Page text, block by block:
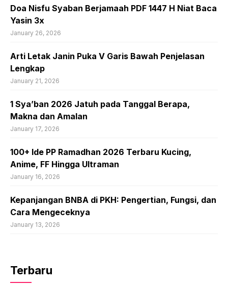
Doa Nisfu Syaban Berjamaah PDF 1447 H Niat Baca
Yasin 3x
January 26, 2026
Arti Letak Janin Puka V Garis Bawah Penjelasan
Lengkap
January 21, 2026
1 Sya’ban 2026 Jatuh pada Tanggal Berapa,
Makna dan Amalan
January 17, 2026
100+ Ide PP Ramadhan 2026 Terbaru Kucing,
Anime, FF Hingga Ultraman
January 16, 2026
Kepanjangan BNBA di PKH: Pengertian, Fungsi, dan
Cara Mengeceknya
January 13, 2026
Terbaru